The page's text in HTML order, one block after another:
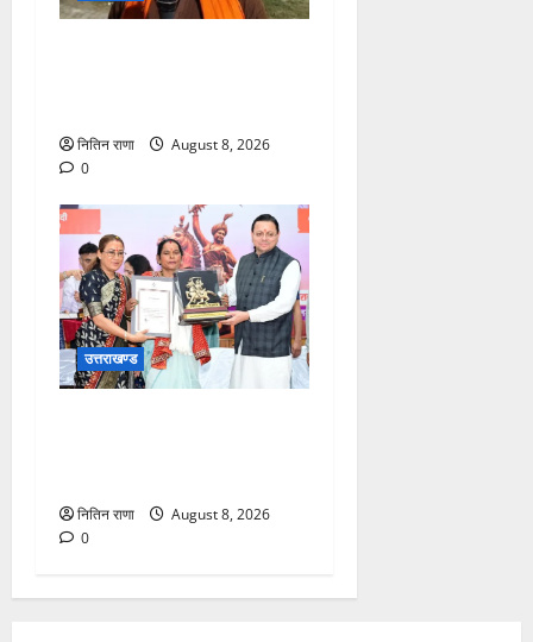
नितिन राणा
August 8, 2026
0
उत्तराखण्ड
नितिन राणा
August 8, 2026
0